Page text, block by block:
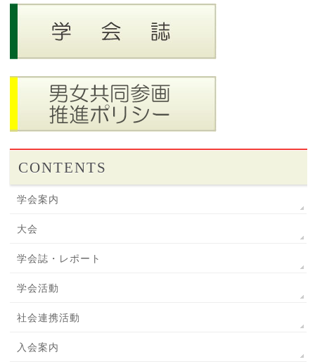
CONTENTS
学会案内
大会
学会誌・レポート
学会活動
社会連携活動
入会案内